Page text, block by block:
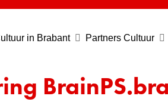
in Brabant Partners Cultuur